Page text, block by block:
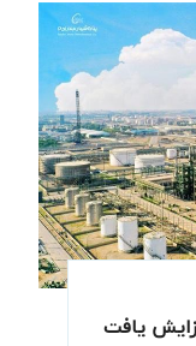
یافت